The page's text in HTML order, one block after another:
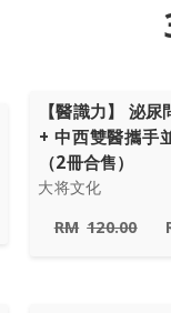
【醫識力】 泌
+ 中西雙醫攜手
（2冊合售）
大将文化
RM 120.00